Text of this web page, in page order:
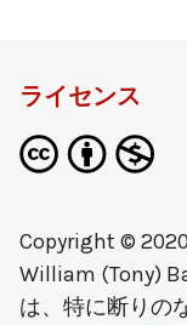
ライセンス
Copyright ©
William (Tony)
は、特に断りの